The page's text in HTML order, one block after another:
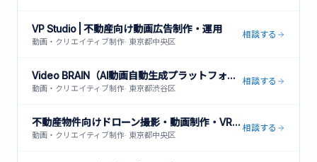
VP Studio | 不動産向け動画広告制作・運用
動画・クリエイティブ制作· 東京都中央区
相談する
Video BRAIN（AI動画自動生成プラットフォーム）
動画・クリエイティブ制作· 東京都渋谷区
相談する
不動産物件向けドローン撮影・動画制作・VR内見サービス
動画・クリエイティブ制作· 東京都中央区
相談する